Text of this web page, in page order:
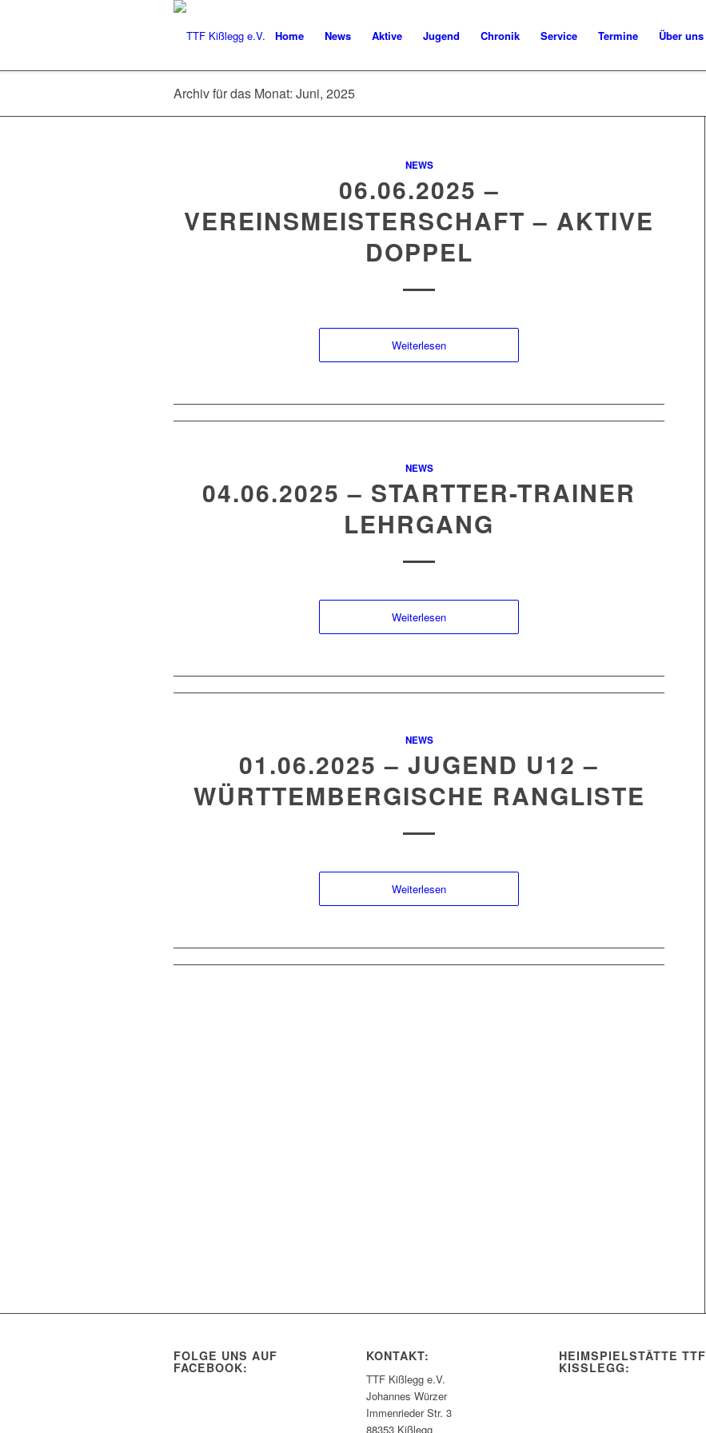
Home News Aktive Jugend Chronik Service Termine Über uns
Archiv für das Monat: Juni, 2025
NEWS
06.06.2025 –
VEREINSMEISTERSCHAFT – AKTIVE
DOPPEL
Weiterlesen
NEWS
04.06.2025 – STARTTER-TRAINER
LEHRGANG
Weiterlesen
NEWS
01.06.2025 – JUGEND U12 –
WÜRTTEMBERGISCHE RANGLISTE
Weiterlesen
FOLGE UNS AUF
FACEBOOK:
KONTAKT:
TTF Kißlegg e.V.
Johannes Würzer
Immenrieder Str. 3
88353 Kißlegg
HEIMSPIELSTÄTTE TTF
KISSLEGG: